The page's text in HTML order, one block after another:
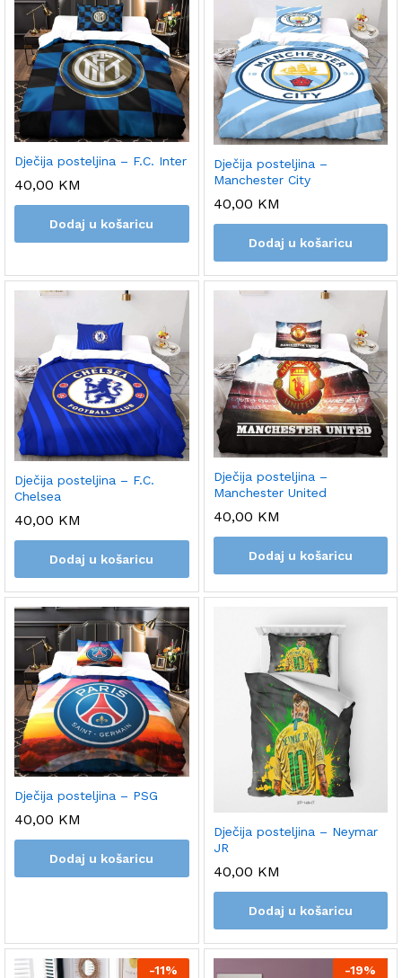
Dječija posteljina – F.C. Inter
40,00 KM
Dodaj u košaricu
Dječija posteljina –
Manchester City
40,00 KM
Dodaj u košaricu
Dječija posteljina – F.C.
Chelsea
40,00 KM
Dodaj u košaricu
Dječija posteljina –
Manchester United
40,00 KM
Dodaj u košaricu
Dječija posteljina – PSG
40,00 KM
Dodaj u košaricu
Dječija posteljina – Neymar
JR
40,00 KM
Dodaj u košaricu
-11% -19%